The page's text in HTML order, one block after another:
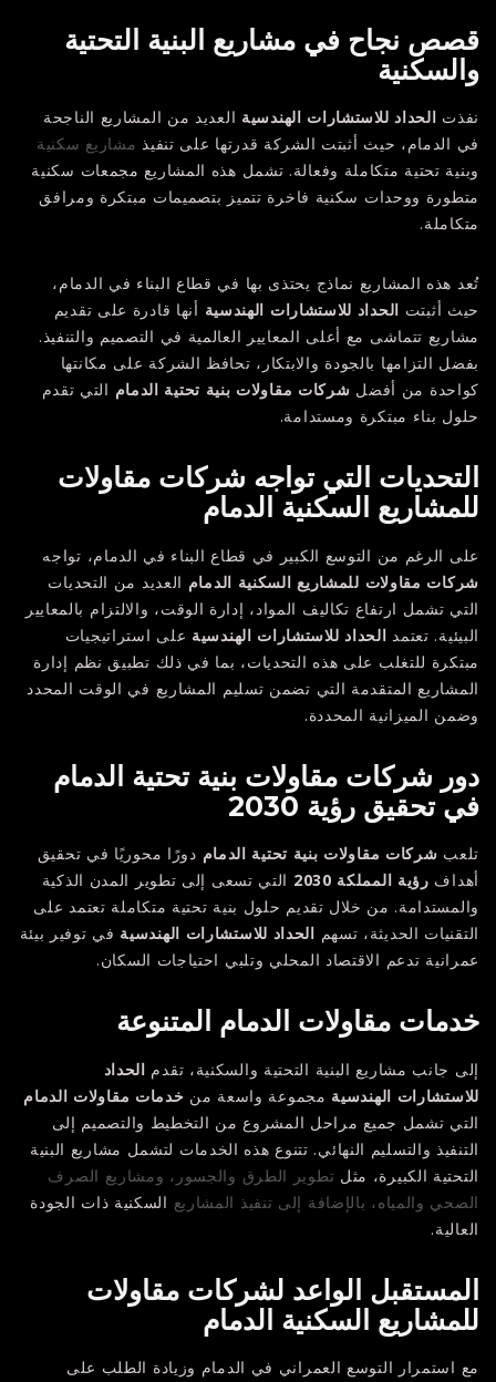
قصص نجاح في مشاريع البنية التحتية
والسكنية
نفذت الحداد للاستشارات الهندسية العديد من المشاريع الناجحة
في الدمام، حيث أثبتت الشركة قدرتها على تنفيذ مشاريع سكنية
وبنية تحتية متكاملة وفعالة. تشمل هذه المشاريع مجمعات سكنية
متطورة ووحدات سكنية فاخرة تتميز بتصميمات مبتكرة ومرافق
متكاملة.
تُعد هذه المشاريع نماذج يحتذى بها في قطاع البناء في الدمام،
حيث أثبتت الحداد للاستشارات الهندسية أنها قادرة على تقديم
مشاريع تتماشى مع أعلى المعايير العالمية في التصميم والتنفيذ.
بفضل التزامها بالجودة والابتكار، تحافظ الشركة على مكانتها
كواحدة من أفضل شركات مقاولات بنية تحتية الدمام التي تقدم
حلول بناء مبتكرة ومستدامة.
التحديات التي تواجه شركات مقاولات
للمشاريع السكنية الدمام
على الرغم من التوسع الكبير في قطاع البناء في الدمام، تواجه
شركات مقاولات للمشاريع السكنية الدمام العديد من التحديات
التي تشمل ارتفاع تكاليف المواد، إدارة الوقت، والالتزام بالمعايير
البيئية. تعتمد الحداد للاستشارات الهندسية على استراتيجيات
مبتكرة للتغلب على هذه التحديات، بما في ذلك تطبيق نظم إدارة
المشاريع المتقدمة التي تضمن تسليم المشاريع في الوقت المحدد
وضمن الميزانية المحددة.
دور شركات مقاولات بنية تحتية الدمام
في تحقيق رؤية 2030
تلعب شركات مقاولات بنية تحتية الدمام دورًا محوريًا في تحقيق
أهداف رؤية المملكة 2030
التي تسعى إلى تطوير المدن الذكية
والمستدامة. من خلال تقديم حلول بنية تحتية متكاملة تعتمد على
التقنيات الحديثة، تسهم الحداد للاستشارات الهندسية في توفير بيئة
عمرانية تدعم الاقتصاد المحلي وتلبي احتياجات السكان.
خدمات مقاولات الدمام المتنوعة
إلى جانب مشاريع البنية التحتية والسكنية، تقدم الحداد
للاستشارات الهندسية مجموعة واسعة من خدمات مقاولات الدمام
التي تشمل جميع مراحل المشروع من التخطيط والتصميم إلى
التنفيذ والتسليم النهائي. تتنوع هذه الخدمات لتشمل مشاريع البنية
التحتية الكبيرة، مثل تطوير الطرق والجسور، ومشاريع الصرف
الصحي والمياه، بالإضافة إلى تنفيذ المشاريع السكنية ذات الجودة
العالية.
المستقبل الواعد لشركات مقاولات
للمشاريع السكنية الدمام
مع استمرار التوسع العمراني في الدمام وزيادة الطلب على